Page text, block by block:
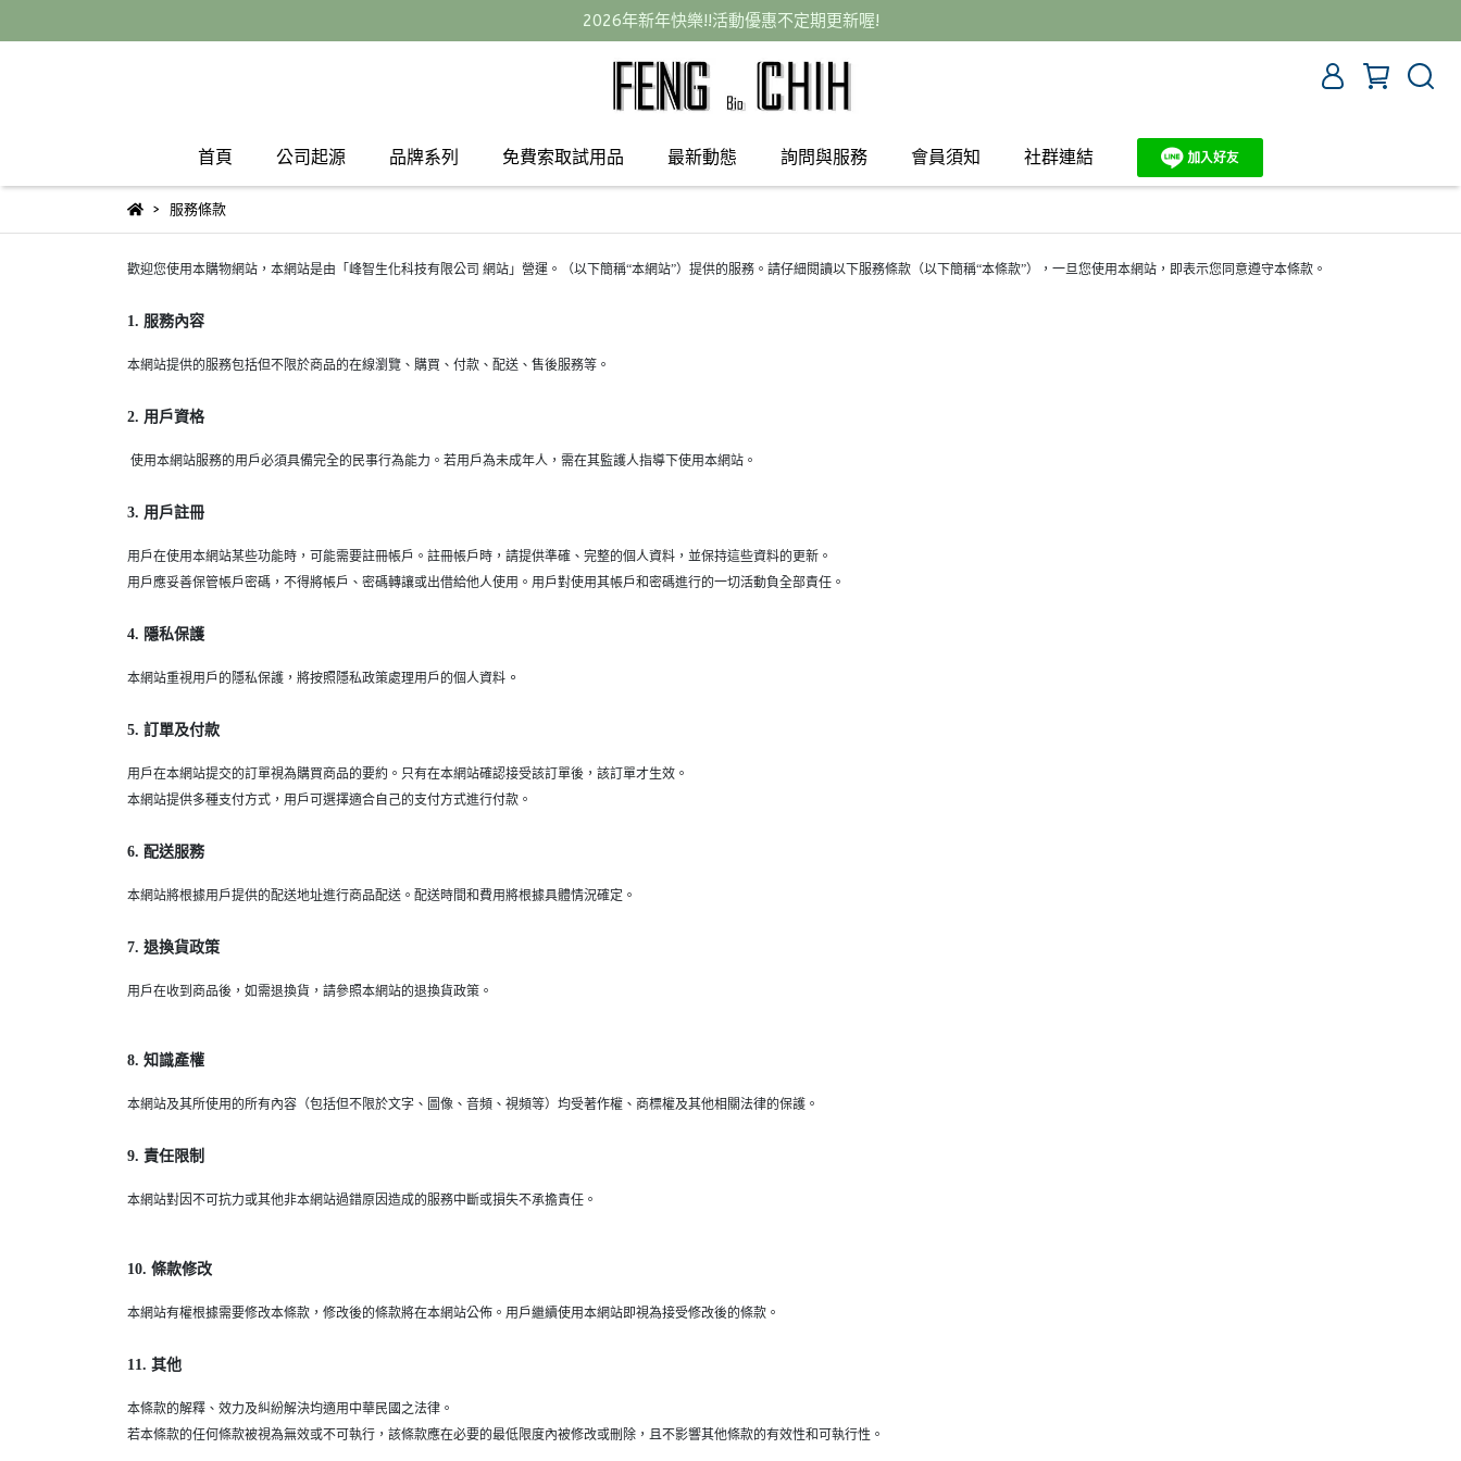
2026年新年快樂!!活動優惠不定期更新喔!
首頁 公司起源 品牌系列 免費索取試用品 最新動態 詢問與服務 會員須知 社群連結
服務條款
歡迎您使用本購物網站，本網站是由「峰智生化科技有限公司 網站」營運。（以下簡稱“本網站”）提供的服務。請仔細閱讀以下服務條款（以下簡稱“本條款”），一旦您使用本網站，即表示您同意遵守本條款。
1. 服務內容
本網站提供的服務包括但不限於商品的在線瀏覽、購買、付款、配送、售後服務等。
2. 用戶資格
使用本網站服務的用戶必須具備完全的民事行為能力。若用戶為未成年人，需在其監護人指導下使用本網站。
3. 用戶註冊
用戶在使用本網站某些功能時，可能需要註冊帳戶。註冊帳戶時，請提供準確、完整的個人資料，並保持這些資料的更新。
用戶應妥善保管帳戶密碼，不得將帳戶、密碼轉讓或出借給他人使用。用戶對使用其帳戶和密碼進行的一切活動負全部責任。
4. 隱私保護
本網站重視用戶的隱私保護，將按照隱私政策處理用戶的個人資料 。
5. 訂單及付款
用戶在本網站提交的訂單視為購買商品的要約。只有在本網站確認接受該訂單後，該訂單才生效。
本網站提供多種支付方式，用戶可選擇適合自己的支付方式進行付款。
6. 配送服務
本網站將根據用戶提供的配送地址進行商品配送。配送時間和費用將根據具體情況確定。
7. 退換貨政策
用戶在收到商品後，如需退換貨，請參照本網站的退換貨政策。
8. 知識產權
本網站及其所使用的所有內容（包括但不限於文字、圖像、音頻、視頻等）均受著作權、商標權及其他相關法律的保護。
9. 責任限制
本網站對因不可抗力或其他非本網站過錯原因造成的服務中斷或損失不承擔責任。
10. 條款修改
本網站有權根據需要修改本條款，修改後的條款將在本網站公佈。用戶繼續使用本網站即視為接受修改後的條款。
11. 其他
本條款的解釋、效力及糾紛解決均適用中華民國之法律。
若本條款的任何條款被視為無效或不可執行，該條款應在必要的最低限度內被修改或刪除，且不影響其他條款的有效性和可執行性。